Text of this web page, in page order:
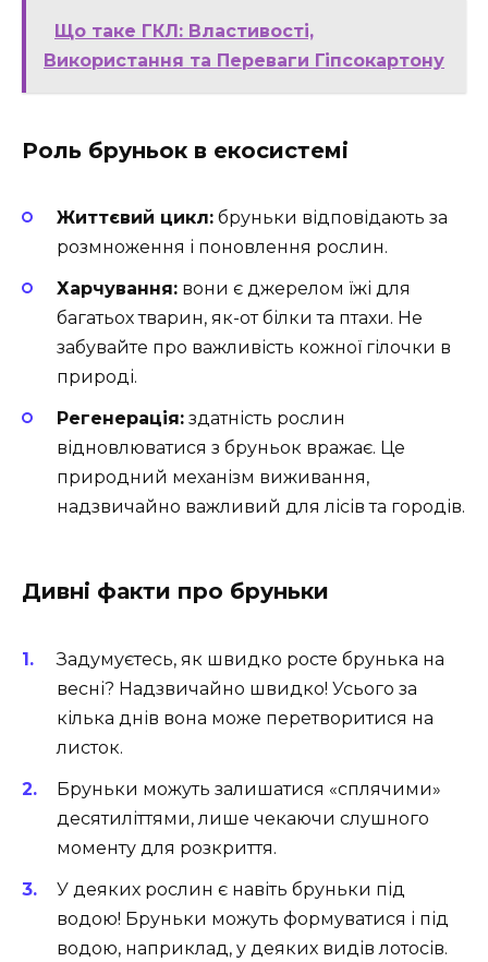
Що таке ГКЛ: Властивості,
Використання та Переваги Гіпсокартону
Роль бруньок в екосистемі
Життєвий цикл: бруньки відповідають за
розмноження і поновлення рослин.
Харчування: вони є джерелом їжі для
багатьох тварин, як-от білки та птахи. Не
забувайте про важливість кожної гілочки в
природі.
Регенерація: здатність рослин
відновлюватися з бруньок вражає. Це
природний механізм виживання,
надзвичайно важливий для лісів та городів.
Дивні факти про бруньки
Задумуєтесь, як швидко росте брунька на
весні? Надзвичайно швидко! Усього за
кілька днів вона може перетворитися на
листок.
Бруньки можуть залишатися «сплячими»
десятиліттями, лише чекаючи слушного
моменту для розкриття.
У деяких рослин є навіть бруньки під
водою! Бруньки можуть формуватися і під
водою, наприклад, у деяких видів лотосів.